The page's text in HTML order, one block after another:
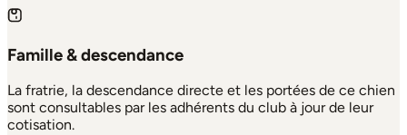
Famille & descendance
La fratrie, la descendance directe et les portées de ce chien
sont consultables par les adhérents du club à jour de leur
cotisation.